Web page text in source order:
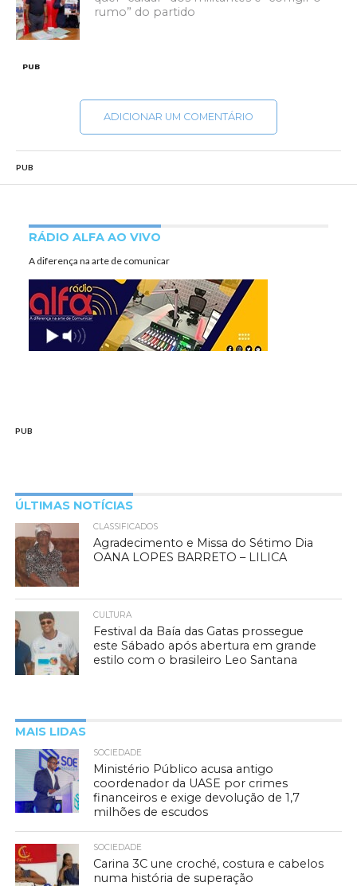
rumo” do partido
PUB
ADICIONAR UM COMENTÁRIO
PUB
RÁDIO ALFA AO VIVO
A diferença na arte de comunicar
PUB
ÚLTIMAS NOTÍCIAS
CLASSIFICADOS
Agradecimento e Missa do Sétimo Dia
OANA LOPES BARRETO – LILICA
CULTURA
Festival da Baía das Gatas prossegue
este Sábado após abertura em grande
estilo com o brasileiro Leo Santana
MAIS LIDAS
SOCIEDADE
Ministério Público acusa antigo
coordenador da UASE por crimes
financeiros e exige devolução de 1,7
milhões de escudos
SOCIEDADE
Carina 3C une croché, costura e cabelos
numa história de superação